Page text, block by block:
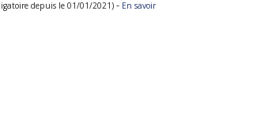
depuis le 01/01/2021) - En savoir